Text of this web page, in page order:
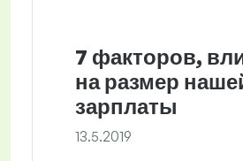
7 факторов,
на размер
зарплаты
13.5.2019